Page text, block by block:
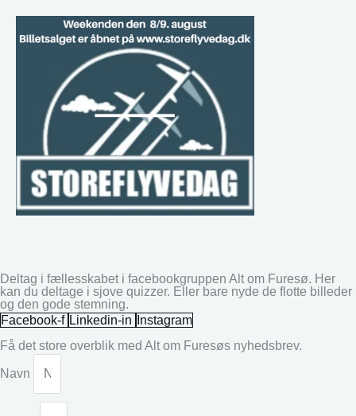
Deltag i fællesskabet i facebookgruppen Alt om Furesø. Her
kan du deltage i sjove quizzer. Eller bare nyde de flotte billeder
og den gode stemning.
Facebook-f Linkedin-in
Instagram
Få det store overblik med Alt om Furesøs nyhedsbrev.
Navn